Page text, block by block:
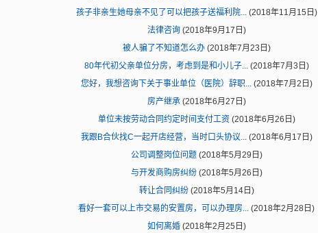
孩子非亲生她母亲不见了可以把孩子送福利院...(2018年11月15日)
法律咨询(2018年9月17日)
被人骗了不知道怎么办(2018年7月23日)
80年代初父亲单位分房，考虑到是和小儿子...(2018年7月3日)
您好，我想咨询下关于事业单位（医院）辞职...(2018年7月2日)
房产继承(2018年6月27日)
单位未按劳动合同约定时间支付工资(2018年6月26日)
我跟B合伙找C一起开店经营，当时口头协议...(2018年6月17日)
公司调整岗位问题(2018年5月29日)
与开发商购房纠纷(2018年5月26日)
转让合同纠纷(2018年5月14日)
看好一套可以上市交易的安置房，可以办理房... (2018年2月28日)
如何离婚(2018年2月25日)